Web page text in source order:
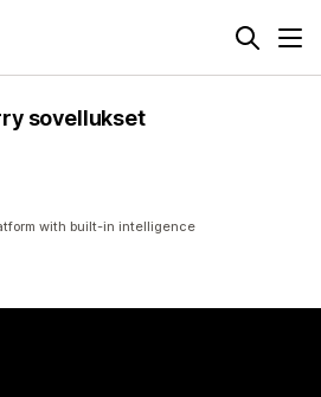
sovellukset
with built-in intelligence